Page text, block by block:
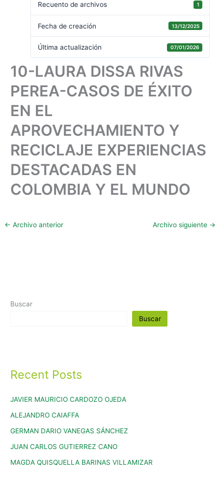
Recuento de archivos 1
Fecha de creación 13/12/2025
Última actualización 07/01/2026
10-LAURA DISSA RIVAS
PEREA-CASOS DE ÉXITO
EN EL
APROVECHAMIENTO Y
RECICLAJE EXPERIENCIAS
DESTACADAS EN
COLOMBIA Y EL MUNDO
← Archivo anterior Archivo siguiente →
Buscar
Buscar
Recent Posts
JAVIER MAURICIO CARDOZO OJEDA
ALEJANDRO CAIAFFA
GERMAN DARIO VANEGAS SÁNCHEZ
JUAN CARLOS GUTIERREZ CANO
MAGDA QUISQUELLA BARINAS VILLAMIZAR